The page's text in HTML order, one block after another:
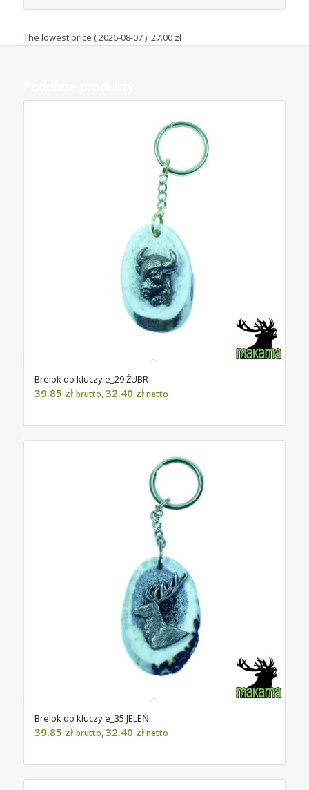
The lowest price (2026-08-07): 27.00 zł
Brelok do kluczy e_29 ŻUBR
39.85 zł brutto,32.40 złnetto
Brelok do kluczy e_35 JELEŃ
39.85 zł brutto,32.40 złnetto